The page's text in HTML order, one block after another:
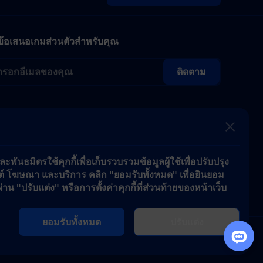
อเสนอเกมส่วนตัวสำหรับคุณ
ติดตาม
ละพันธมิตรใช้คุกกี้เพื่อเก็บรวบรวมข้อมูลผู้ใช้เพื่อปรับปรุง
ต์ โฆษณา และบริการ คลิก "ยอมรับทั้งหมด" เพื่อยินยอม
าน "ปรับแต่ง" หรือการตั้งค่าคุกกี้ที่ส่วนท้ายของหน้าเว็บ
ยอมรับทั้งหมด